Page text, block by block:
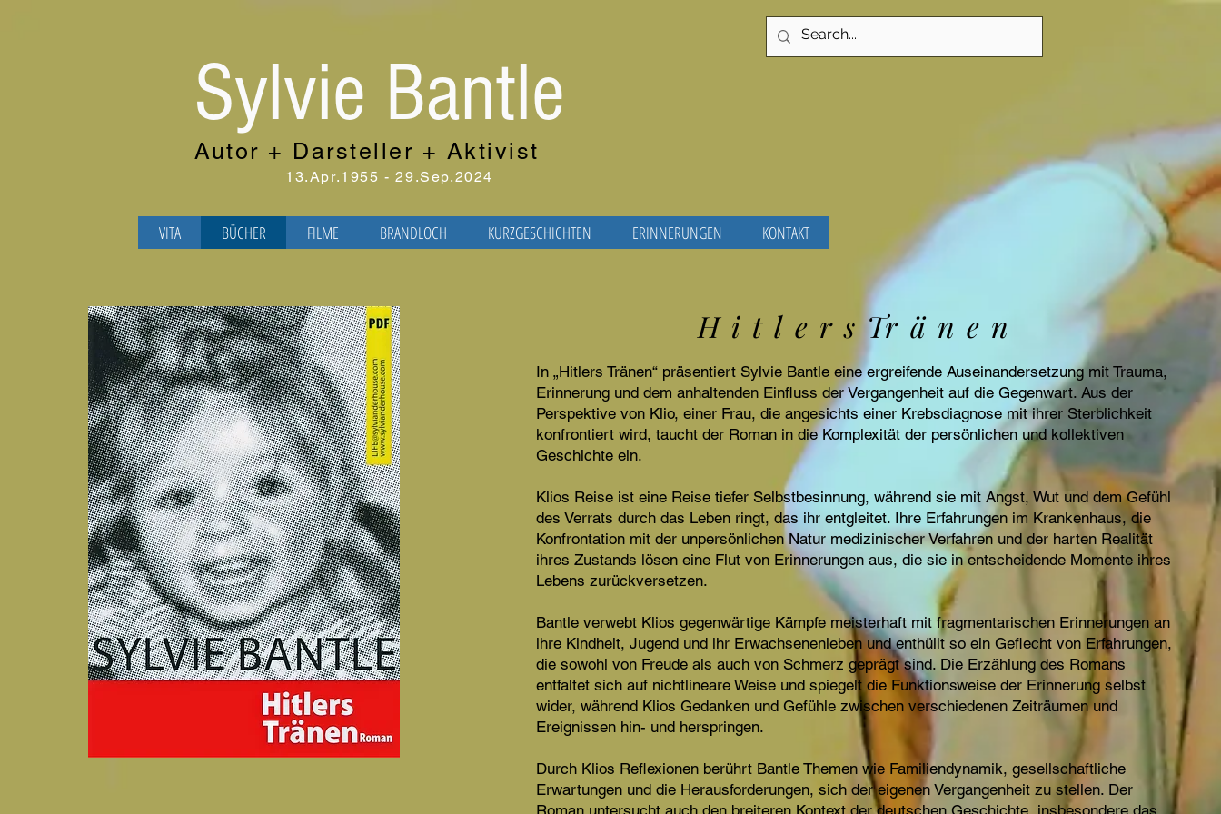
Sylvie Bantle
Autor + Darsteller + Aktivist
13.Apr.1955 - 29.Sep.2024
H i t l e r s Tr ä n e n
In „Hitlers Tränen“ präsentiert Sylvie Bantle eine ergreifende Auseinandersetzung mit Trauma,
Erinnerung und dem anhaltenden Einfluss der Vergangenheit auf die Gegenwart. Aus der
Perspektive von Klio, einer Frau, die angesichts einer Krebsdiagnose mit ihrer Sterblichkeit
konfrontiert wird, taucht der Roman in die Komplexität der persönlichen und kollektiven
Geschichte ein.
Klios Reise ist eine Reise tiefer Selbstbesinnung, während sie mit Angst, Wut und dem Gefühl
des Verrats durch das Leben ringt, das ihr entgleitet. Ihre Erfahrungen im Krankenhaus, die
Konfrontation mit der unpersönlichen Natur medizinischer Verfahren und der harten Realität
ihres Zustands lösen eine Flut von Erinnerungen aus, die sie in entscheidende Momente ihres
Lebens zurückversetzen.
Bantle verwebt Klios gegenwärtige Kämpfe meisterhaft mit fragmentarischen Erinnerungen an
ihre Kindheit, Jugend und ihr Erwachsenenleben und enthüllt so ein Geflecht von Erfahrungen,
die sowohl von Freude als auch von Schmerz geprägt sind. Die Erzählung des Romans
entfaltet sich auf nichtlineare Weise und spiegelt die Funktionsweise der Erinnerung selbst
wider, während Klios Gedanken und Gefühle zwischen verschiedenen Zeiträumen und
Ereignissen hin- und herspringen.
Durch Klios Reflexionen berührt Bantle Themen wie Familiendynamik, gesellschaftliche
Erwartungen und die Herausforderungen, sich der eigenen Vergangenheit zu stellen. Der
Roman untersucht auch den breiteren Kontext der deutschen Geschichte, insbesondere das
VITA BÜCHER FILME BRANDLOCH KURZGESCHICHTEN ERINNERUNGEN KONTAKT